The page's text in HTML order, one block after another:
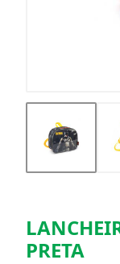
PRETA